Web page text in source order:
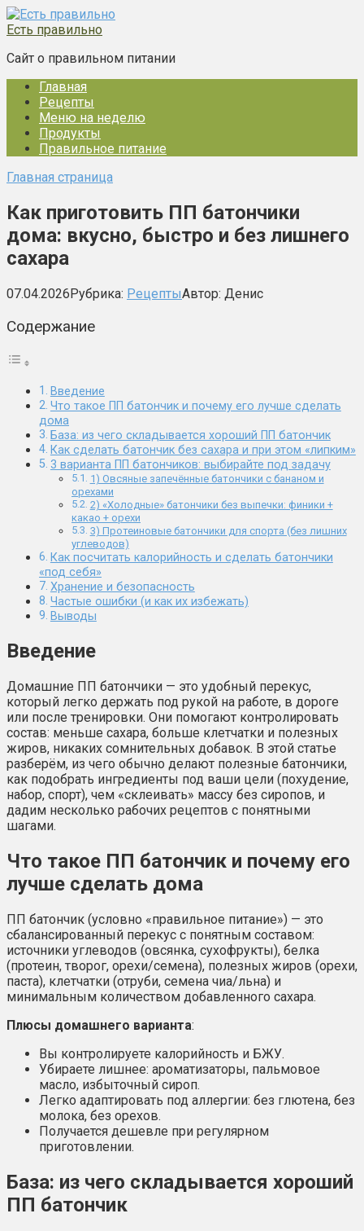
Перейти
к
Есть правильно
Сайт о правильном питании
Главная
Рецепты
Меню на неделю
Продукты
Правильное питание
Главная страница
Как приготовить ПП батончики
дома: вкусно, быстро и без лишнего
сахара
07.04.2026Рубрика: РецептыАвтор: Денис
Содержание
Введение
Что такое ПП батончик и почему его лучше сделать
дома
База: из чего складывается хороший ПП батончик
Как сделать батончик без сахара и при этом «липким»
3 варианта ПП батончиков: выбирайте под задачу
1) Овсяные запечённые батончики с бананом и
орехами
2) «Холодные» батончики без выпечки: финики +
какао + орехи
3) Протеиновые батончики для спорта (без лишних
углеводов)
Как посчитать калорийность и сделать батончики
«под себя»
Хранение и безопасность
Частые ошибки (и как их избежать)
Выводы
Введение
Домашние ПП батончики — это удобный перекус,
который легко держать под рукой на работе, в дороге
или после тренировки. Они помогают контролировать
состав: меньше сахара, больше клетчатки и полезных
жиров, никаких сомнительных добавок. В этой статье
разберём, из чего обычно делают полезные батончики,
как подобрать ингредиенты под ваши цели (похудение,
набор, спорт), чем «склеивать» массу без сиропов, и
дадим несколько рабочих рецептов с понятными
шагами.
Что такое ПП батончик и почему его
лучше сделать дома
ПП батончик (условно «правильное питание») — это
сбалансированный перекус с понятным составом:
источники углеводов (овсянка, сухофрукты), белка
(протеин, творог, орехи/семена), полезных жиров (орехи,
паста), клетчатки (отруби, семена чиа/льна) и
минимальным количеством добавленного сахара.
Плюсы домашнего варианта:
Вы контролируете калорийность и БЖУ.
Убираете лишнее: ароматизаторы, пальмовое
масло, избыточный сироп.
Легко адаптировать под аллергии: без глютена, без
молока, без орехов.
Получается дешевле при регулярном
приготовлении.
База: из чего складывается хороший
ПП батончик